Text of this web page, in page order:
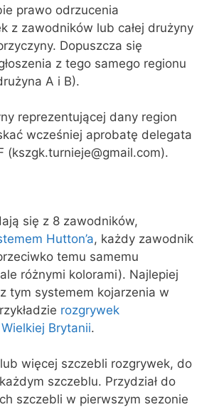
prawo odrzucenia
z zawodników lub całej drużyny
Dopuszcza się
z tego samego regionu
A i B).
reprezentującej dany region
wcześniej aprobatę delegata
(kszgk.turnieje@gmail.com).
się z 8 zawodników,
Hutton’a, każdy zawodnik
temu samemu
różnymi kolorami). Najlepiej
tym systemem kojarzenia w
rozgrywek
Brytanii.
więcej szczebli rozgrywek, do
szczeblu. Przydział do
szczebli w pierwszym sezonie